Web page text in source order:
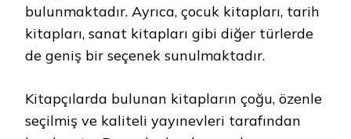
bulunmaktadır. Ayrıca, çocuk kitapları, tarih
kitapları, sanat kitapları gibi diğer türlerde
de geniş bir seçenek sunulmaktadır.
Kitapçılarda bulunan kitapların çoğu, özenle
seçilmiş ve kaliteli yayınevleri tarafından